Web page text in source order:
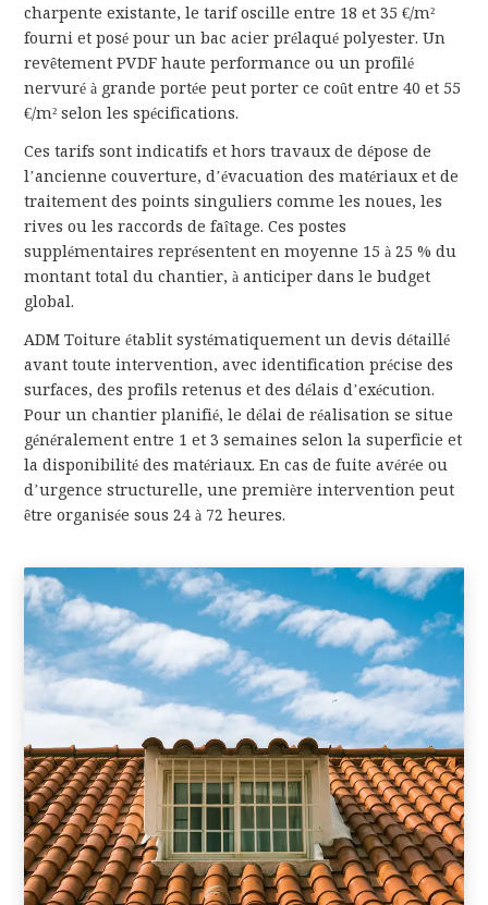
charpente existante, le tarif oscille entre 18 et 35 €/m²
fourni et posé pour un bac acier prélaqué polyester. Un
revêtement PVDF haute performance ou un profilé
nervuré à grande portée peut porter ce coût entre 40 et 55
€/m² selon les spécifications.
Ces tarifs sont indicatifs et hors travaux de dépose de
l’ancienne couverture, d’évacuation des matériaux et de
traitement des points singuliers comme les noues, les
rives ou les raccords de faîtage. Ces postes
supplémentaires représentent en moyenne 15 à 25 % du
montant total du chantier, à anticiper dans le budget
global.
ADM Toiture établit systématiquement un devis détaillé
avant toute intervention, avec identification précise des
surfaces, des profils retenus et des délais d’exécution.
Pour un chantier planifié, le délai de réalisation se situe
généralement entre 1 et 3 semaines selon la superficie et
la disponibilité des matériaux. En cas de fuite avérée ou
d’urgence structurelle, une première intervention peut
être organisée sous 24 à 72 heures.